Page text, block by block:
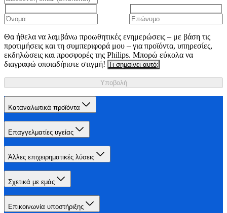
Θα ήθελα να λαμβάνω προωθητικές ενημερώσεις – με βάση τις
προτιμήσεις και τη συμπεριφορά μου – για προϊόντα, υπηρεσίες,
εκδηλώσεις και προσφορές της Philips. Μπορώ εύκολα να
διαγραφώ οποιαδήποτε στιγμή! Τι σημαίνει αυτό;
Υποβολή
Καταναλωτικά προϊόντα
Επαγγελματίες υγείας
Άλλες επιχειρηματικές λύσεις
Σχετικά με εμάς
Επικοινωνία υποστήριξης